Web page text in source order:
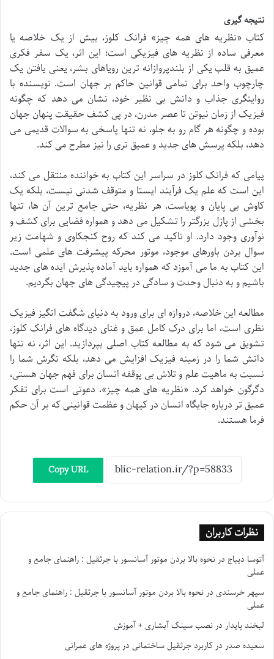
نتیجه گیری
کتاب «نظریه های همه چیز» فرانک کلوز، بیش از یک خلاصه یا
معرفی ساده از نظریه های فیزیکی است؛ این اثر، یک سفر فکری
عمیق به قلب یکی از بلندپروازانه ترین رویاهای بشر، یعنی یافتن یک
چارچوب واحد برای تمامی قوانین حاکم بر جهان است. نویسنده با
روایتگری جذاب و دانش بی نظیر خود، نشان می دهد که چگونه
فیزیک از زمان نیوتن تا عصر مدرن، در پی کشف حقیقت پنهان جهان
بوده و چگونه هر گام رو به جلو، نه تنها پاسخی به سوالات قدیمی می
دهد، بلکه پرسش های جدید و عمیق تری را نیز مطرح می کند.
پیامی که فرانک کلوز در سراسر این کتاب به خواننده منتقل می کند،
این است که علم یک فرآیند ایستا و متوقف شدنی نیست، بلکه یک
کاوش بی پایان و پویاست. هر نظریه، حتی جامع ترین آن ها، تنها
بخشی از پازل بزرگتر را تشکیل می دهد و همواره فضایی برای کشف و
نوآوری وجود دارد. او تاکید می کند که روح کنجکاوی و شهامت زیر
سوال بردن باورهای موجود، موتور محرکه پیشرفت های علمی است.
این کتاب به ما می آموزد که همواره باید آماده پذیرش ایده های جدید
باشیم و به دنبال وحدت و سادگی در پیچیدگی های جهان بگردیم.
مطالعه این خلاصه، دروازه ای برای ورود به دنیای شگفت انگیز فیزیک
نظری است، اما برای درک کامل عمق و غنای دیدگاه های فرانک کلوز،
تشویق می شود که به مطالعه کتاب اصلی بپردازید. این اثر، نه تنها
دانش شما را در زمینه فیزیک افزایش می دهد، بلکه نگرش شما را
نسبت به ماهیت علم و تلاش بی پوقفه انسان برای فهم جهان هستی،
دگرگون خواهد کرد. «نظریه های همه چیز»، دعوتی است برای تفکر
عمیق تر درباره جایگاه انسان در کیهان و عظمت قوانینی که بر آن حکم
فرما هستند.
Copy URL
نظرات کاربران
آتوسا دیباج درنحوه بالا بردن موتور آسانسور با جرثقیل : راهنمای جامع و
عملی
سپهر خرسندی درنحوه بالا بردن موتور آسانسور با جرثقیل : راهنمای جامع و
عملی
لبخند پایدار درنصب سینک آبشاری + آموزش
سعیده صدر درکاربرد جرثقیل ساختمانی در پروژه های عمرانی